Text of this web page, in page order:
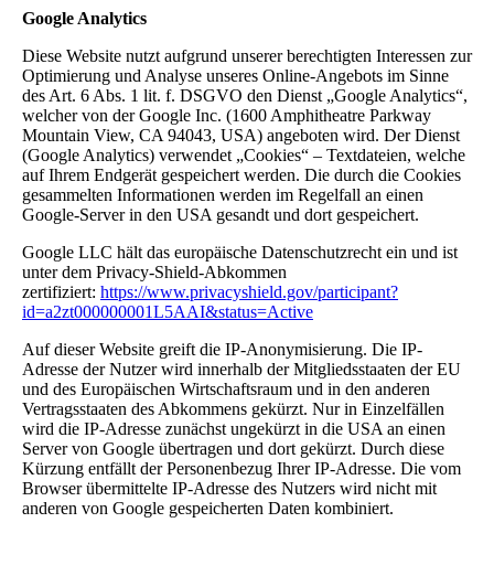
Google Analytics
Diese Website nutzt aufgrund unserer berechtigten Interessen zur
Optimierung und Analyse unseres Online-Angebots im Sinne
des Art. 6 Abs. 1 lit. f. DSGVO den Dienst „Google Analytics“,
welcher von der Google Inc. (1600 Amphitheatre Parkway
Mountain View, CA 94043, USA) angeboten wird. Der Dienst
(Google Analytics) verwendet „Cookies“ – Textdateien, welche
auf Ihrem Endgerät gespeichert werden. Die durch die Cookies
gesammelten Informationen werden im Regelfall an einen
Google-Server in den USA gesandt und dort gespeichert.
Google LLC hält das europäische Datenschutzrecht ein und ist
unter dem Privacy-Shield-Abkommen
zertifiziert: https://www.privacyshield.gov/participant?
id=a2zt000000001L5AAI&status=Active
Auf dieser Website greift die IP-Anonymisierung. Die IP-
Adresse der Nutzer wird innerhalb der Mitgliedsstaaten der EU
und des Europäischen Wirtschaftsraum und in den anderen
Vertragsstaaten des Abkommens gekürzt. Nur in Einzelfällen
wird die IP-Adresse zunächst ungekürzt in die USA an einen
Server von Google übertragen und dort gekürzt. Durch diese
Kürzung entfällt der Personenbezug Ihrer IP-Adresse. Die vom
Browser übermittelte IP-Adresse des Nutzers wird nicht mit
anderen von Google gespeicherten Daten kombiniert.